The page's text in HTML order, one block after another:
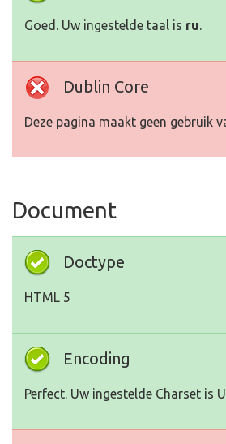
Goed. Uw ingestelde taal is ru.
Dublin Core
Deze pagina maakt geen gebruik
Document
Doctype
HTML 5
Encoding
Perfect. Uw ingestelde Charset is